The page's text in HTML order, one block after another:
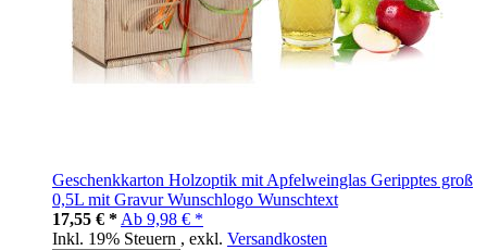
Geschenkkarton Holzoptik mit Apfelweinglas Geripptes groß
0,5L mit Gravur Wunschlogo Wunschtext
17,55 € * Ab 9,98 € *
Inkl. 19% Steuern , exkl. Versandkosten